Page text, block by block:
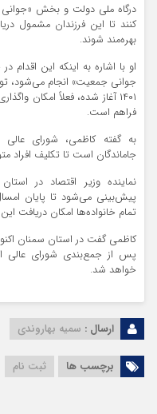
درگاه ملی دولت و بخش
کنند تا این فرزندان مشمول
بهره‌مند شوند.
او با اشاره به اینکه این
جوانی جمعیت» انجام می‌شود،
فراهم است.
به گفته کاظمی، شورای عالی
جاماندگان است تا تکلیف
نماینده وزیر اقتصاد در
پیش‌بینی می‌شود تا پایان
تمام خانواده‌ها امکان دریافت
پس از جمع‌بندی شورای عالی
خواهد شد.
ارسال : سمیه بهاروندی
برچسب ها ثبت نام